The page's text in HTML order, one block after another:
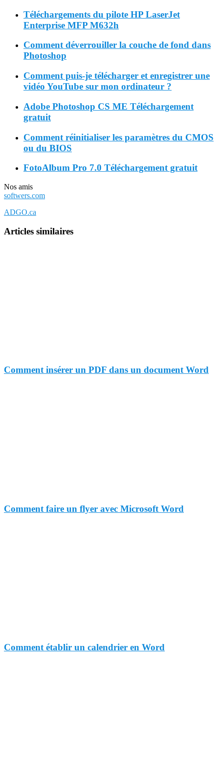
Téléchargements du pilote HP LaserJet
Enterprise MFP M632h
Comment déverrouiller la couche de fond dans
Photoshop
Comment puis-je télécharger et enregistrer une
vidéo YouTube sur mon ordinateur ?
Adobe Photoshop CS ME Téléchargement
gratuit
Comment réinitialiser les paramètres du CMOS
ou du BIOS
FotoAlbum Pro 7.0 Téléchargement gratuit
Nos amis
softwers.com
ADGO.ca
Articles similaires
Comment insérer un PDF dans un document Word
Comment faire un flyer avec Microsoft Word
Comment établir un calendrier en Word